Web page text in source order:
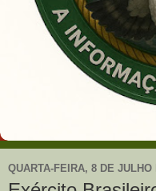
QUARTA-FEIRA, 8 DE JULHO